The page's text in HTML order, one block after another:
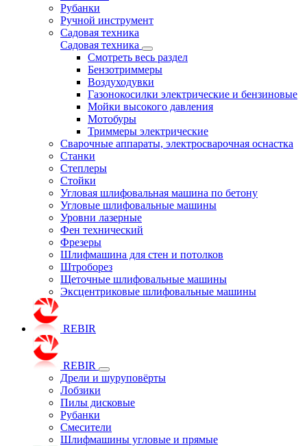
Рубанки
Ручной инструмент
Садовая техника
Садовая техника
Смотреть весь раздел
Бензотриммеры
Воздуходувки
Газонокосилки электрические и бензиновые
Мойки высокого давления
Мотобуры
Триммеры электрические
Сварочные аппараты, электросварочная оснастка
Станки
Степлеры
Стойки
Угловая шлифовальная машина по бетону
Угловые шлифовальные машины
Уровни лазерные
Фен технический
Фрезеры
Шлифмашина для стен и потолков
Штроборез
Щеточные шлифовальные машины
Эксцентриковые шлифовальные машины
REBIR
REBIR
Дрели и шуруповёрты
Лобзики
Пилы дисковые
Рубанки
Смесители
Шлифмашины угловые и прямые